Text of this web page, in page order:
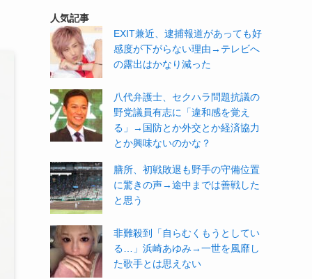
人気記事
EXIT兼近、逮捕報道があっても好
感度が下がらない理由→テレビへ
の露出はかなり減った
八代弁護士、セクハラ問題抗議の
野党議員有志に「違和感を覚え
る」→国防とか外交とか経済協力
とか興味ないのかな？
膳所、初戦敗退も野手の守備位置
に驚きの声→途中までは善戦した
と思う
非難殺到「自らむくもうとしてい
る…」浜崎あゆみ→一世を風靡し
た歌手とは思えない